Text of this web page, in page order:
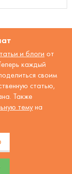
и блоги от
каждый
своим
статью,
Также
тему на